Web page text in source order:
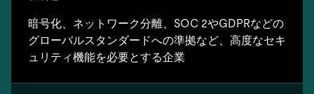
暗号化、ネットワーク分離、SOC 2やGDPRなどの
グローバルスタンダードへの準拠など、高度なセキ
ュリティ機能を必要とする企業